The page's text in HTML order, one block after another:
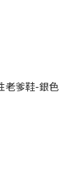
老爹鞋-銀色